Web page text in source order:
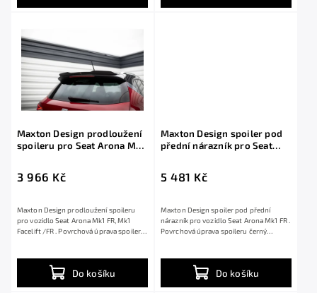
Maxton Design prodloužení
spoileru pro Seat Arona Mk1
3 966 Kč
Do košíku
Maxton Design prodloužení spoileru
pro vozidlo Seat Arona Mk1 FR, Mk1
Facelift /FR . Povrchová úprava spoileru
Maxton Design spoiler pod
přední nárazník pro Seat
5 481 Kč
Do košíku
Maxton Design spoiler pod přední
nárazník pro vozidlo Seat Arona Mk1 FR .
Povrchová úprava spoileru černý